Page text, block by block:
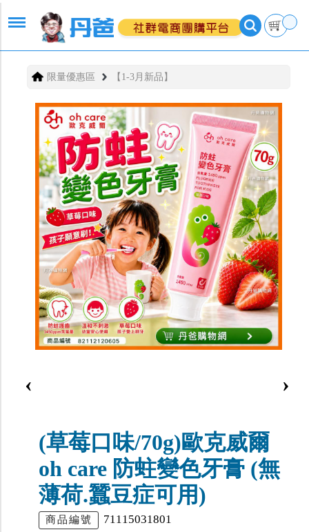
限量優惠區 【1-3月新品】
‹ ›
(草莓口味/70g)歐克威爾
oh care 防蛀變色牙膏 (無
薄荷.蠶豆症可用)
商品編號 71115031801